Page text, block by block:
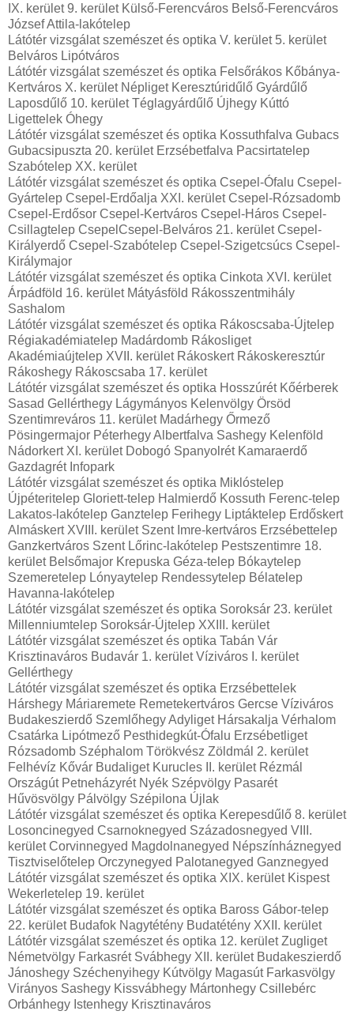
IX. kerület 9. kerület Külső-Ferencváros Belső-Ferencváros
József Attila-lakótelep
Látótér vizsgálat szemészet és optika V. kerület 5. kerület
Belváros Lipótváros
Látótér vizsgálat szemészet és optika Felsőrákos Kőbánya-
Kertváros X. kerület Népliget Keresztúridűlő Gyárdűlő
Laposdűlő 10. kerület Téglagyárdűlő Újhegy Kúttó
Ligettelek Óhegy
Látótér vizsgálat szemészet és optika Kossuthfalva Gubacs
Gubacsipuszta 20. kerület Erzsébetfalva Pacsirtatelep
Szabótelep XX. kerület
Látótér vizsgálat szemészet és optika Csepel-Ófalu Csepel-
Gyártelep Csepel-Erdőalja XXI. kerület Csepel-Rózsadomb
Csepel-Erdősor Csepel-Kertváros Csepel-Háros Csepel-
Csillagtelep CsepelCsepel-Belváros 21. kerület Csepel-
Királyerdő Csepel-Szabótelep Csepel-Szigetcsúcs Csepel-
Királymajor
Látótér vizsgálat szemészet és optika Cinkota XVI. kerület
Árpádföld 16. kerület Mátyásföld Rákosszentmihály
Sashalom
Látótér vizsgálat szemészet és optika Rákoscsaba-Újtelep
Régiakadémiatelep Madárdomb Rákosliget
Akadémiaújtelep XVII. kerület Rákoskert Rákoskeresztúr
Rákoshegy Rákoscsaba 17. kerület
Látótér vizsgálat szemészet és optika Hosszúrét Kőérberek
Sasad Gellérthegy Lágymányos Kelenvölgy Örsöd
Szentimreváros 11. kerület Madárhegy Őrmező
Pösingermajor Péterhegy Albertfalva Sashegy Kelenföld
Nádorkert XI. kerület Dobogó Spanyolrét Kamaraerdő
Gazdagrét Infopark
Látótér vizsgálat szemészet és optika Miklóstelep
Újpéteritelep Gloriett-telep Halmierdő Kossuth Ferenc-telep
Lakatos-lakótelep Ganztelep Ferihegy Liptáktelep Erdőskert
Almáskert XVIII. kerület Szent Imre-kertváros Erzsébettelep
Ganzkertváros Szent Lőrinc-lakótelep Pestszentimre 18.
kerület Belsőmajor Krepuska Géza-telep Bókaytelep
Szemeretelep Lónyaytelep Rendessytelep Bélatelep
Havanna-lakótelep
Látótér vizsgálat szemészet és optika Soroksár 23. kerület
Millenniumtelep Soroksár-Újtelep XXIII. kerület
Látótér vizsgálat szemészet és optika Tabán Vár
Krisztinaváros Budavár 1. kerület Víziváros I. kerület
Gellérthegy
Látótér vizsgálat szemészet és optika Erzsébettelek
Hárshegy Máriaremete Remetekertváros Gercse Víziváros
Budakeszierdő Szemlőhegy Adyliget Hársakalja Vérhalom
Csatárka Lipótmező Pesthidegkút-Ófalu Erzsébetliget
Rózsadomb Széphalom Törökvész Zöldmál 2. kerület
Felhévíz Kővár Budaliget Kurucles II. kerület Rézmál
Országút Petneházyrét Nyék Szépvölgy Pasarét
Hűvösvölgy Pálvölgy Szépilona Újlak
Látótér vizsgálat szemészet és optika Kerepesdűlő 8. kerület
Losoncinegyed Csarnoknegyed Századosnegyed VIII.
kerület Corvinnegyed Magdolnanegyed Népszínháznegyed
Tisztviselőtelep Orczynegyed Palotanegyed Ganznegyed
Látótér vizsgálat szemészet és optika XIX. kerület Kispest
Wekerletelep 19. kerület
Látótér vizsgálat szemészet és optika Baross Gábor-telep
22. kerület Budafok Nagytétény Budatétény XXII. kerület
Látótér vizsgálat szemészet és optika 12. kerület Zugliget
Németvölgy Farkasrét Svábhegy XII. kerület Budakeszierdő
Jánoshegy Széchenyihegy Kútvölgy Magasút Farkasvölgy
Virányos Sashegy Kissvábhegy Mártonhegy Csillebérc
Orbánhegy Istenhegy Krisztinaváros